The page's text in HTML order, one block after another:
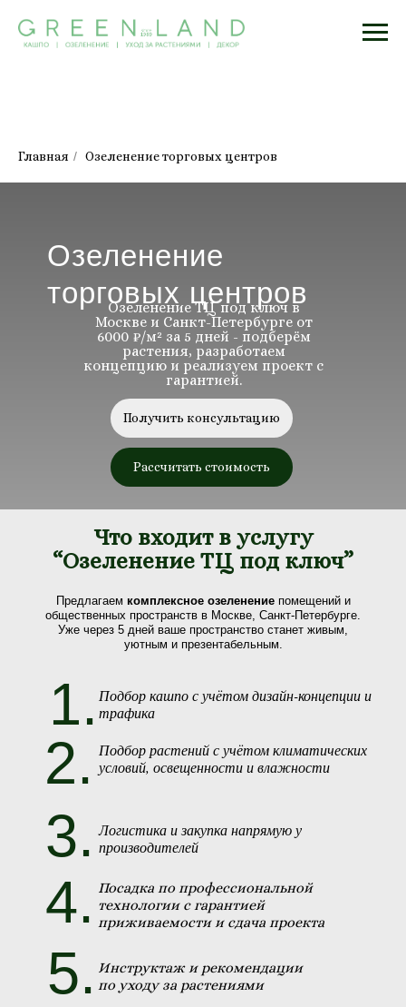
Главная / Озеленение торговых центров
Получить консультацию
Рассчитать стоимость
Озеленение ТЦ под ключ в
Москве и Санкт-Петербурге от
6000 ₽/м² за 5 дней - подберём
растения, разработаем
концепцию и реализуем проект с
гарантией.
Озеленение
торговых центров
Что входит в услугу
“Озеленение ТЦ под ключ”
Инструктаж и рекомендации
по уходу за растениями
Предлагаем комплексное озеленение помещений и
общественных пространств в Москве, Санкт-Петербурге.
Уже через 5 дней ваше пространство станет живым,
уютным и презентабельным.
Посадка по профессиональной
технологии с гарантией
приживаемости и сдача проекта
Логистика и закупка напрямую у
производителей
Подбор растений с учётом климатических
условий, освещенности и влажности
5.
4.
3.
2.
1. Подбор кашпо с учётом дизайн-концепции и
трафика